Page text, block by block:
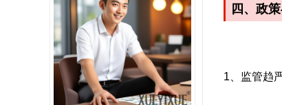
四、政
1、监管趋